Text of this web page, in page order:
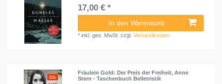
17,00 € *
In den Warenkorb
*inkl. ges. MwSt. zzgl.Versandkosten
Fräulein Gold: Der Preis der Freiheit, Anne
Stern - Taschenbuch Belletristik